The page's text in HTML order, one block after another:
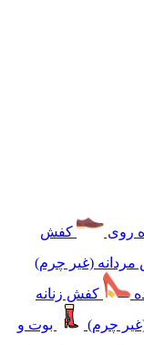
روی
کفش
(غیر چرم)
کفش زنانه
چرم)
بوت و